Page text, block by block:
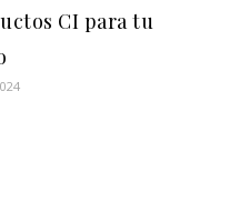
CI para tu